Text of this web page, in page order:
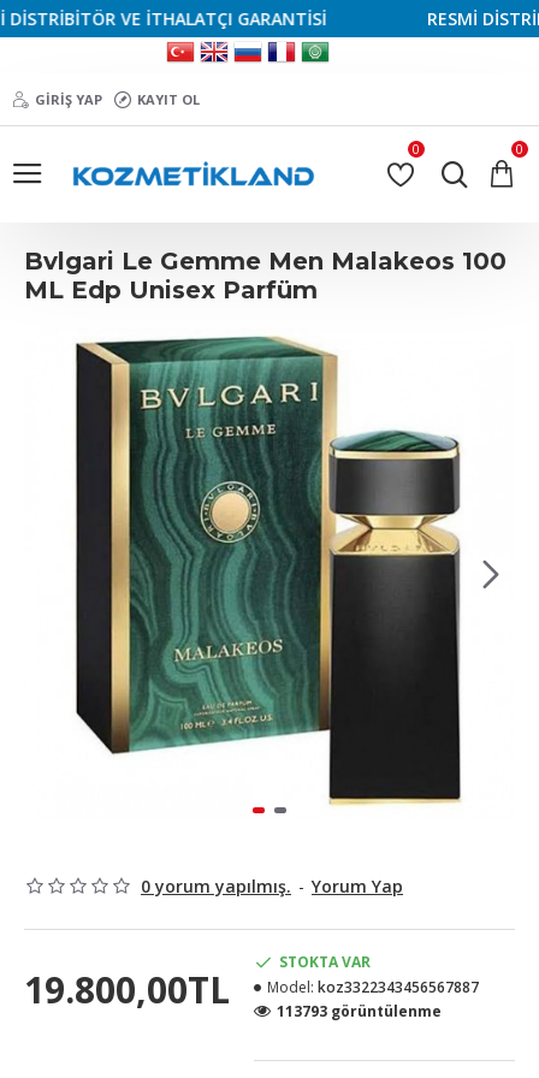
VE İTHALATÇI GARANTİSİ RESMİ
GIRIŞ YAP KAYIT OL
0 0
Bvlgari Le Gemme Men Malakeos 100
ML Edp Unisex Parfüm
0 yorum yapılmış. - Yorum Yap
19.800,00TL
STOKTA VAR
Model: koz3322343456567887
113793 görüntülenme